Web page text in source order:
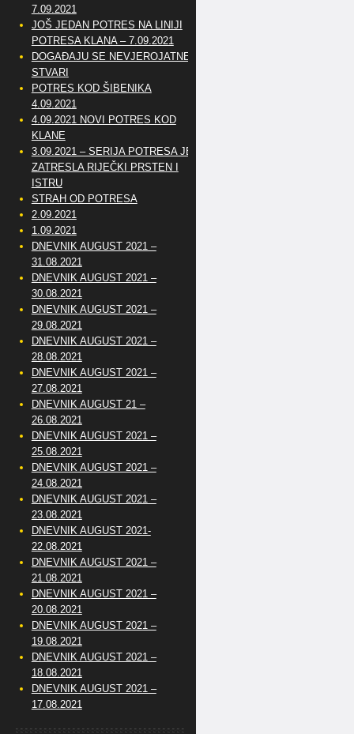
7.09.2021
JOŠ JEDAN POTRES NA LINIJI
POTRESA KLANA – 7.09.2021
DOGAĐAJU SE NEVJEROJATNE
STVARI
POTRES KOD ŠIBENIKA
4.09.2021
4.09.2021 NOVI POTRES KOD
KLANE
3.09.2021 – SERIJA POTRESA JE
ZATRESLA RIJEČKI PRSTEN I
ISTRU
STRAH OD POTRESA
2.09.2021
1.09.2021
DNEVNIK AUGUST 2021 –
31.08.2021
DNEVNIK AUGUST 2021 –
30.08.2021
DNEVNIK AUGUST 2021 –
29.08.2021
DNEVNIK AUGUST 2021 –
28.08.2021
DNEVNIK AUGUST 2021 –
27.08.2021
DNEVNIK AUGUST 21 –
26.08.2021
DNEVNIK AUGUST 2021 –
25.08.2021
DNEVNIK AUGUST 2021 –
24.08.2021
DNEVNIK AUGUST 2021 –
23.08.2021
DNEVNIK AUGUST 2021-
22.08.2021
DNEVNIK AUGUST 2021 –
21.08.2021
DNEVNIK AUGUST 2021 –
20.08.2021
DNEVNIK AUGUST 2021 –
19.08.2021
DNEVNIK AUGUST 2021 –
18.08.2021
DNEVNIK AUGUST 2021 –
17.08.2021